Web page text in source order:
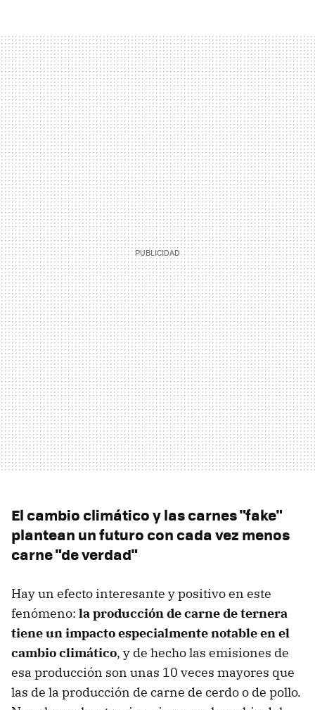
El cambio climático y las carnes "fake"
plantean un futuro con cada vez menos
carne "de verdad"
Hay un efecto interesante y positivo en este
fenómeno: la producción de carne de ternera
tiene un impacto especialmente notable en el
cambio climático, y de hecho las emisiones de
esa producción son unas 10 veces mayores que
las de la producción de carne de cerdo o de pollo.